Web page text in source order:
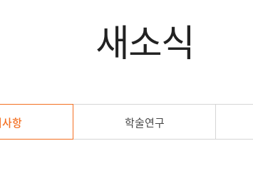
새소식
항 학술연구